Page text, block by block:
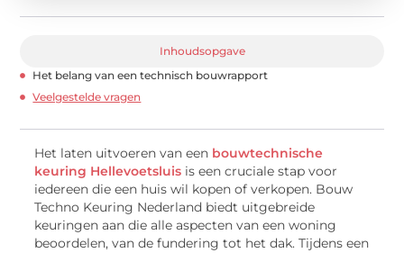
Inhoudsopgave
Het belang van een technisch bouwrapport
Veelgestelde vragen
Het laten uitvoeren van een bouwtechnische
keuring Hellevoetsluis is een cruciale stap voor
iedereen die een huis wil kopen of verkopen. Bouw
Techno Keuring Nederland biedt uitgebreide
keuringen aan die alle aspecten van een woning
beoordelen, van de fundering tot het dak. Tijdens een